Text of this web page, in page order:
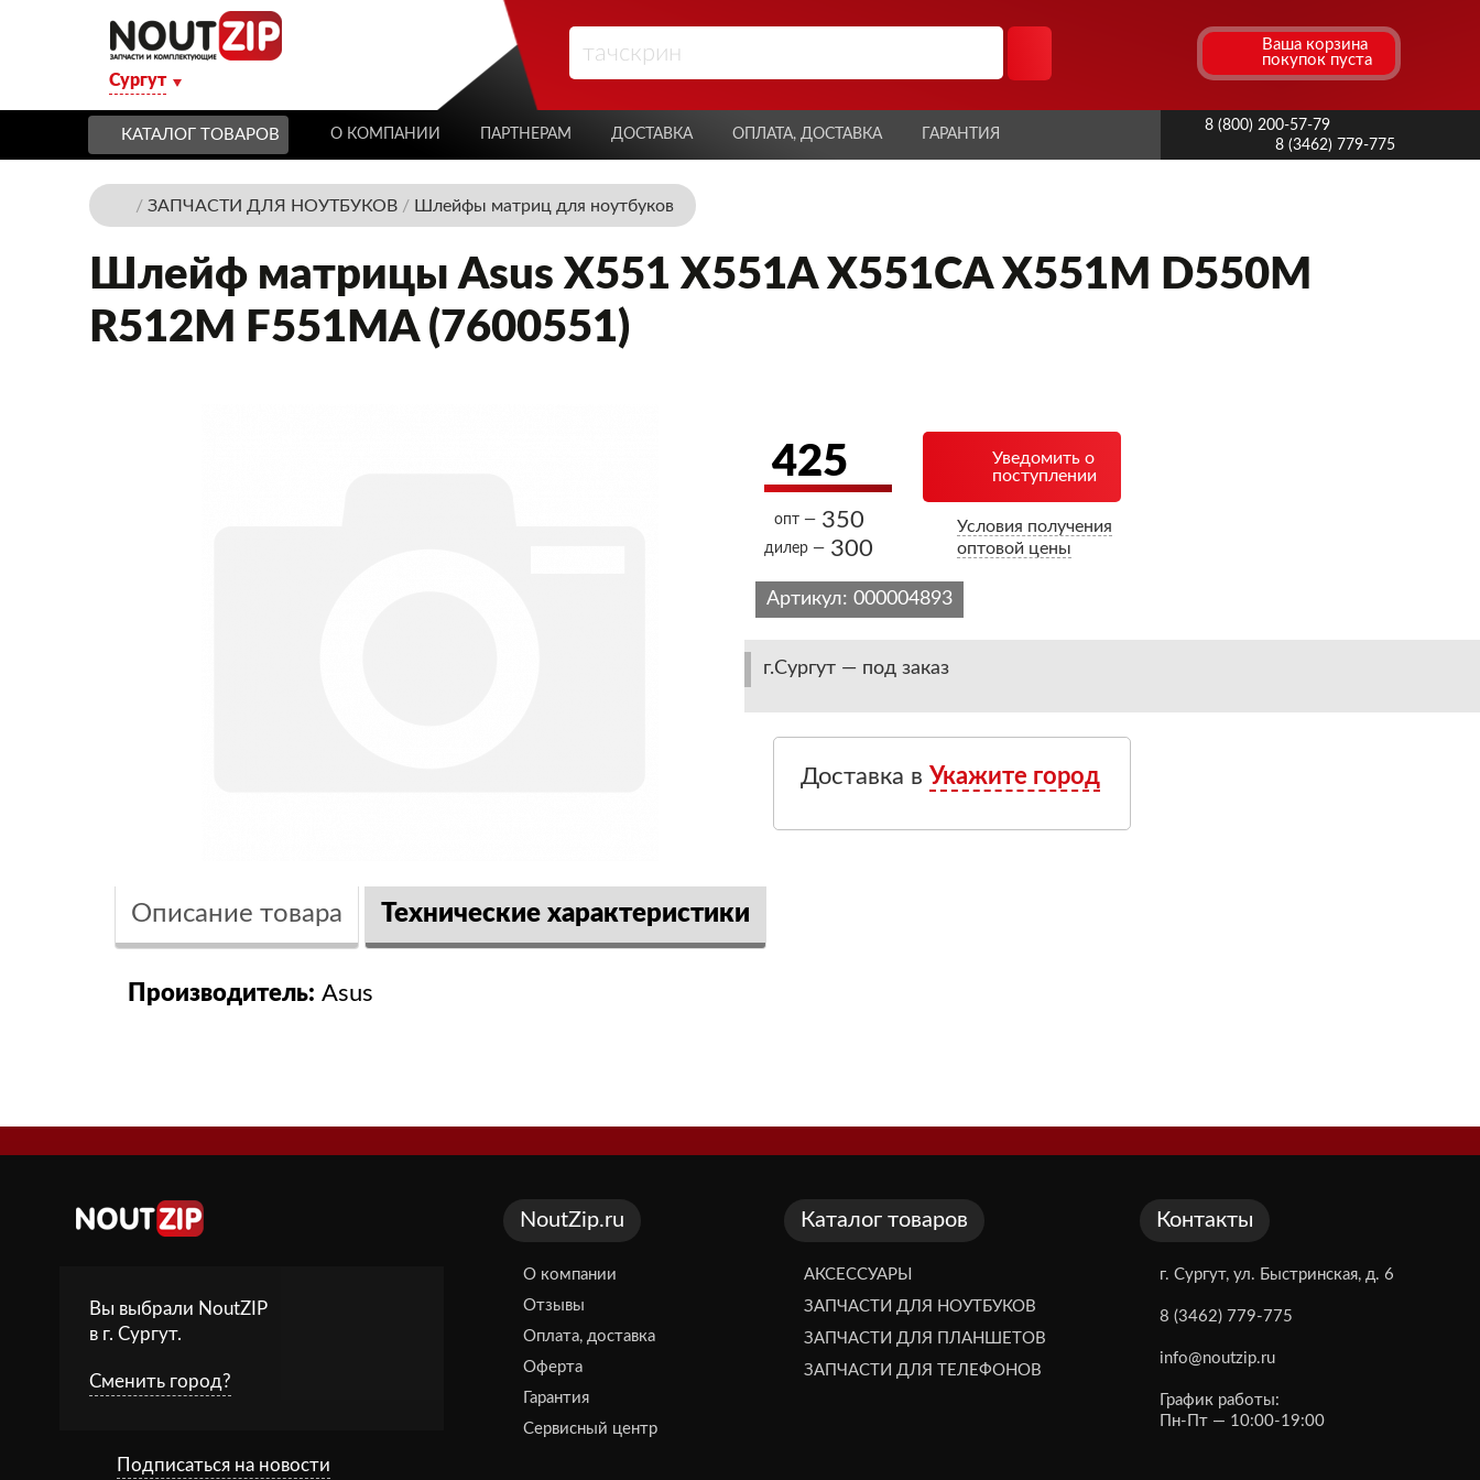
Сургут
Ваша корзина
покупок пуста
КАТАЛОГ ТОВАРОВ О КОМПАНИИ ПАРТНЕРАМ ДОСТАВКА ОПЛАТА, ДОСТАВКА ГАРАНТИЯ
8 (800) 200-57-79
8 (3462) 779-775
/ ЗАПЧАСТИ ДЛЯ НОУТБУКОВ/ Шлейфы матриц для ноутбуков
Шлейф матрицы Asus X551 X551A X551CA X551M D550M
R512M F551MA (7600551)
425
опт — 350
дилер — 300
Уведомить о
поступлении
Условия получения
оптовой цены
Артикул:000004893
г.Сургут — под заказ
Доставка в Укажите город
Описание товара Технические характеристики
Производитель: Asus
Вы выбрали NoutZIP
в г. Сургут.
Сменить город?
Подписаться на новости
NoutZip.ru
О компании
Отзывы
Оплата, доставка
Оферта
Гарантия
Сервисный центр
Каталог товаров
АКСЕССУАРЫ
ЗАПЧАСТИ ДЛЯ НОУТБУКОВ
ЗАПЧАСТИ ДЛЯ ПЛАНШЕТОВ
ЗАПЧАСТИ ДЛЯ ТЕЛЕФОНОВ
Контакты
г. Сургут, ул. Быстринская, д. 6
8 (3462) 779-775
info@noutzip.ru
График работы:
Пн-Пт — 10:00-19:00